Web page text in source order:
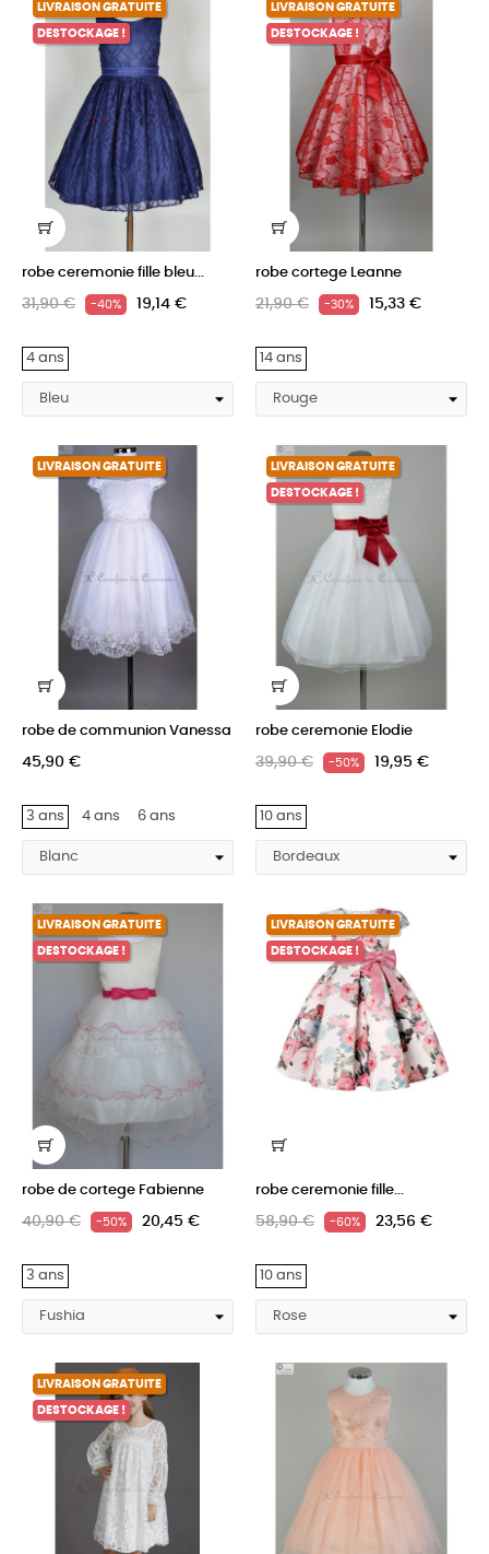
LIVRAISON GRATUITE
DESTOCKAGE !
robe ceremonie fille bleu...
31,90 € -40% 19,14 €
4 ans
LIVRAISON GRATUITE
DESTOCKAGE !
robe cortege Leanne
21,90 € -30% 15,33 €
14 ans
LIVRAISON GRATUITE
robe de communion Vanessa
45,90 €
3 ans 4 ans 6 ans
LIVRAISON GRATUITE
DESTOCKAGE !
robe ceremonie Elodie
39,90 € -50% 19,95 €
10 ans
LIVRAISON GRATUITE
DESTOCKAGE !
robe de cortege Fabienne
40,90 € -50% 20,45 €
3 ans
LIVRAISON GRATUITE
DESTOCKAGE !
robe ceremonie fille...
58,90 € -60% 23,56 €
10 ans
LIVRAISON GRATUITE
DESTOCKAGE !